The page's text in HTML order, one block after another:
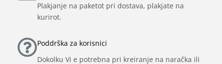
Plakjanje na paketot pri dostava, plakjate na
kurirot.
Poddrška za korisnici
Dokolku Vi e potrebna pri kreiranje na naračka ili